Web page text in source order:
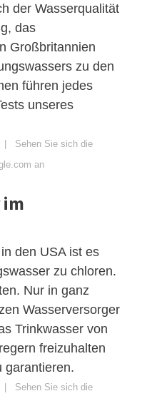
der Wasserqualität
das
Großbritannien
zu den
führen jedes
unseres
| Sehen Sie sich die
an
im
den USA ist es
zu chloren.
Nur in ganz
Wasserversorger
Trinkwasser von
freizuhalten
garantieren.
| Sehen Sie sich die